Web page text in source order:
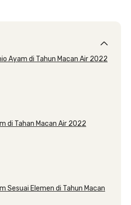
Ayam di Tahun Macan Air 2022
di Tahan Macan Air 2022
Sesuai Elemen di Tahun Macan